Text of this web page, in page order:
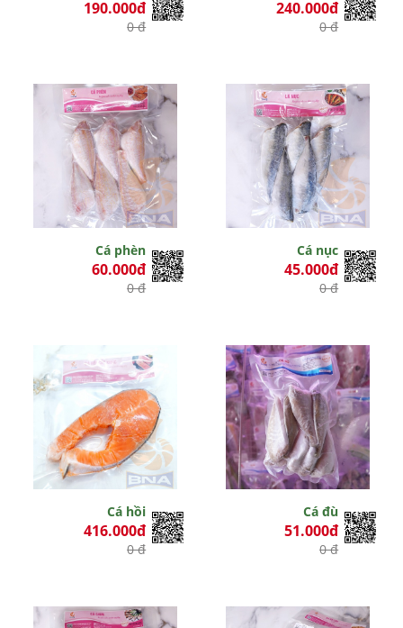
190.000đ
0 đ
240.000đ
0 đ
Cá phèn
60.000đ
0 đ
Cá nục
45.000đ
0 đ
Cá hồi
416.000đ
0 đ
Cá đù
51.000đ
0 đ